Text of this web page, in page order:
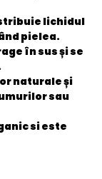
lichidul
pielea.
în sus și se
naturale și
sau
si este